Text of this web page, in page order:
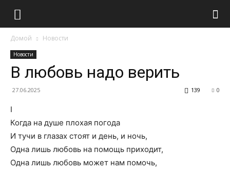
Домой Новости
Новости
В любовь надо верить
27.06.2025 0
139
I
Когда на душе плохая погода
И тучи в глазах стоят и день, и ночь,
Одна лишь любовь на помощь приходит,
Одна лишь любовь может нам помочь,